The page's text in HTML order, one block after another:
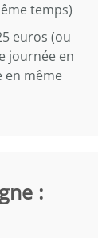
temps)
euros (ou
journée en
en même
: